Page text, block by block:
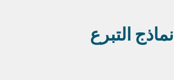
نماذج التبرع